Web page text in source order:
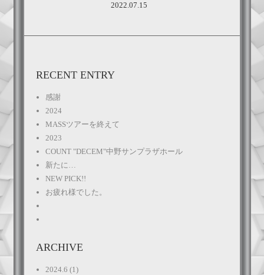
2022.07.15
RECENT ENTRY
感謝
2024
MASSツアーを終えて
2023
COUNT "DECEM"中野サンプラザホール
新たに…
NEW PICK!!
お疲れ様でした。
ARCHIVE
2024.6 (1)